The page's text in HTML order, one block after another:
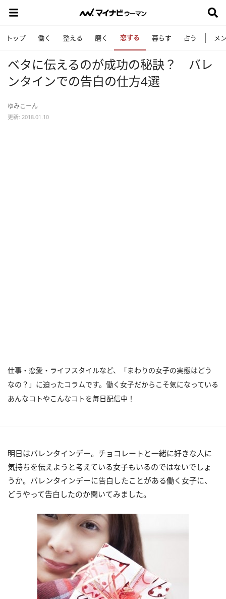
トップ 働く 整える 磨く 恋する 暮らす 占う メ
ベタに伝えるのが成功の秘訣？ バレ
ンタインでの告白の仕方4選
ゆみこーん
更新: 2018.01.10
仕事・恋愛・ライフスタイルなど、「まわりの女子の実態はどう
なの？」に迫ったコラムです。働く女子だからこそ気になっている
あんなコトやこんなコトを毎日配信中！
明日はバレンタインデー。チョコレートと一緒に好きな人に
気持ちを伝えようと考えている女子もいるのではないでしょ
うか。バレンタインデーに告白したことがある働く女子に、
どうやって告白したのか聞いてみました。